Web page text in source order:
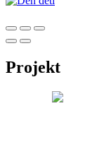
Projekt